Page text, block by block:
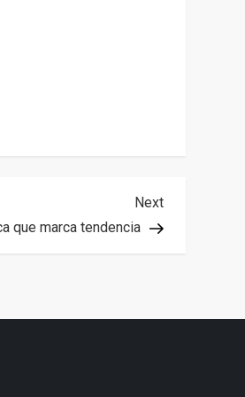
Next
Post
Next
que marca tendencia